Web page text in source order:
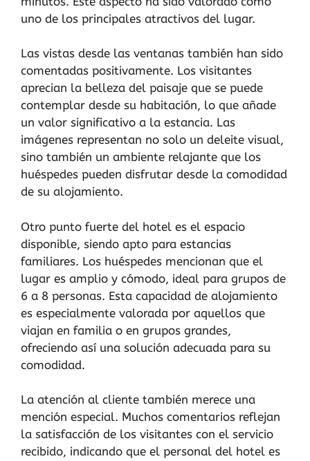
uno de los principales atractivos del lugar.
Las vistas desde las ventanas también han sido
comentadas positivamente. Los visitantes
aprecian la belleza del paisaje que se puede
contemplar desde su habitación, lo que añade
un valor significativo a la estancia. Las
imágenes representan no solo un deleite visual,
sino también un ambiente relajante que los
huéspedes pueden disfrutar desde la comodidad
de su alojamiento.
Otro punto fuerte del hotel es el espacio
disponible, siendo apto para estancias
familiares. Los huéspedes mencionan que el
lugar es amplio y cómodo, ideal para grupos de
6 a 8 personas. Esta capacidad de alojamiento
es especialmente valorada por aquellos que
viajan en familia o en grupos grandes,
ofreciendo así una solución adecuada para su
comodidad.
La atención al cliente también merece una
mención especial. Muchos comentarios reflejan
la satisfacción de los visitantes con el servicio
recibido, indicando que el personal del hotel es